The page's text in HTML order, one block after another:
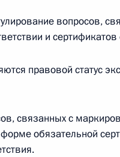
деятельности
вопросов,
и сертификатов
правовой статус
связанных с
обязательной